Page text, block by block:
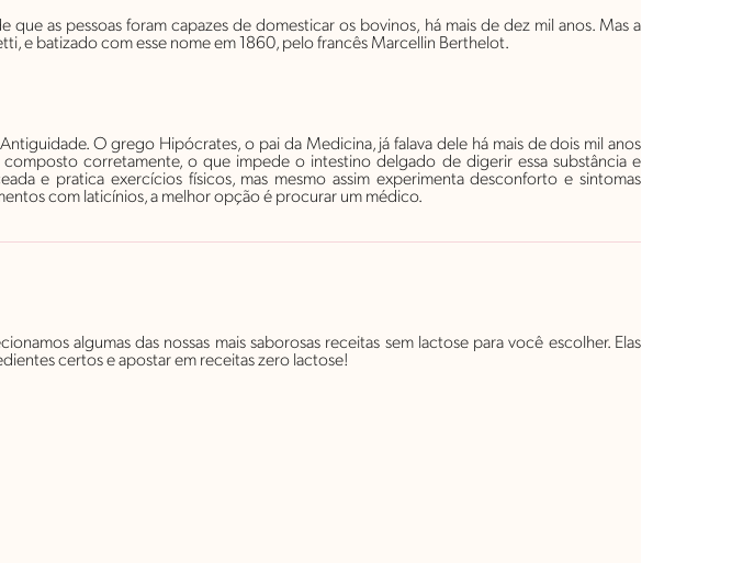
as pessoas foram capazes de domesticar os bovinos, há mais de dez mil anos. Mas a
e batizado com esse nome em 1860, pelo francês Marcellin Berthelot.
O grego Hipócrates, o pai da Medicina, já falava dele há mais de dois mil anos
corretamente, o que impede o intestino delgado de digerir essa substância e
e pratica exercícios físicos, mas mesmo assim experimenta desconforto e sintomas
com laticínios, a melhor opção é procurar um médico.
algumas das nossas mais saborosas receitas sem lactose para você escolher. Elas
certos e apostar em receitas zero lactose!